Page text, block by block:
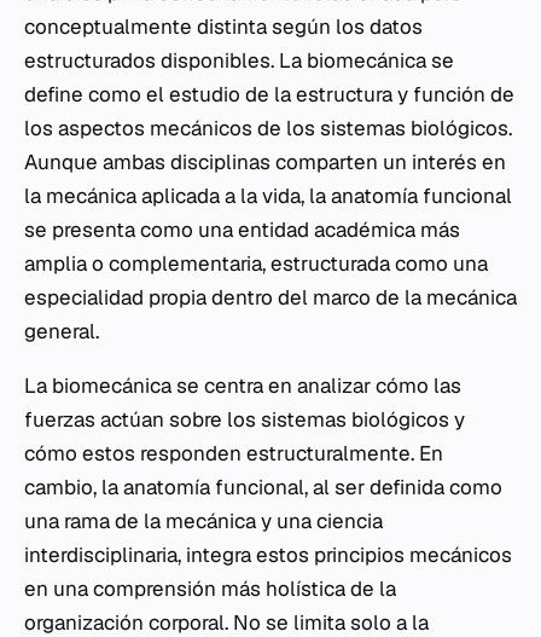
conceptualmente distinta según los datos
estructurados disponibles. La biomecánica se
define como el estudio de la estructura y función de
los aspectos mecánicos de los sistemas biológicos.
Aunque ambas disciplinas comparten un interés en
la mecánica aplicada a la vida, la anatomía funcional
se presenta como una entidad académica más
amplia o complementaria, estructurada como una
especialidad propia dentro del marco de la mecánica
general.
La biomecánica se centra en analizar cómo las
fuerzas actúan sobre los sistemas biológicos y
cómo estos responden estructuralmente. En
cambio, la anatomía funcional, al ser definida como
una rama de la mecánica y una ciencia
interdisciplinaria, integra estos principios mecánicos
en una comprensión más holística de la
organización corporal. No se limita solo a la